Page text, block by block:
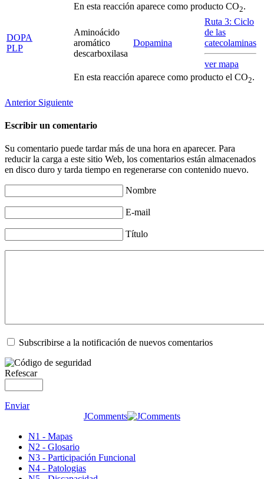
En esta reacción aparece como producto CO2.
DOPA
PLP
Aminoácido
aromático
descarboxilasa
Dopamina
Ruta 3: Ciclo
de las
catecolaminas
ver mapa
En esta reacción aparece como producto el CO2.
Anterior Siguiente
Escribir un comentario
Su comentario puede tardar más de una hora en aparecer. Para
reducir la carga a este sitio Web, los comentarios están almacenados
en disco duro y tarda tiempo en regenerarse con contenido nuevo.
Nombre
E-mail
Título
Subscribirse a la notificación de nuevos comentarios
Refescar
Enviar
JComments
N1 - Mapas
N2 - Glosario
N3 - Participación Funcional
N4 - Patologias